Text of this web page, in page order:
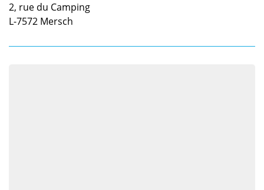
2, rue du Camping
L-7572 Mersch